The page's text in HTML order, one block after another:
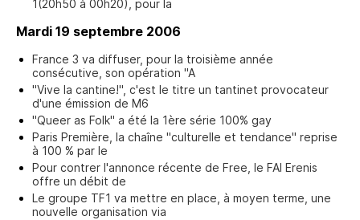
1(20h50 à 00h20), pour la
Mardi 19 septembre 2006
France 3 va diffuser, pour la troisième année
consécutive, son opération "A
"Vive la cantine!", c'est le titre un tantinet provocateur
d'une émission de M6
"Queer as Folk" a été la 1ère série 100% gay
Paris Première, la chaîne "culturelle et tendance" reprise
à 100 % par le
Pour contrer l'annonce récente de Free, le FAI Erenis
offre un débit de
Le groupe TF1 va mettre en place, à moyen terme, une
nouvelle organisation via